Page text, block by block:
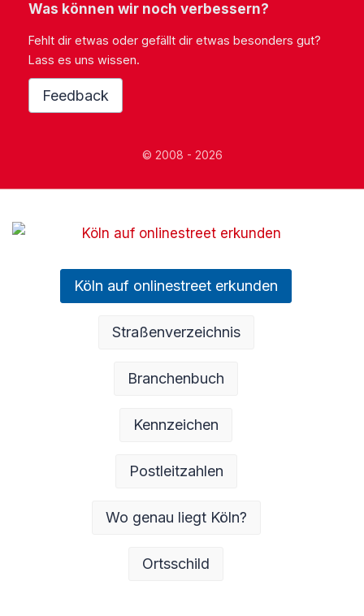
Was können wir noch verbessern?
Fehlt dir etwas oder gefällt dir etwas besonders gut?
Lass es uns wissen.
Feedback
© 2008 - 2026
Köln auf onlinestreet erkunden
Straßenverzeichnis
Branchenbuch
Kennzeichen
Postleitzahlen
Wo genau liegt Köln?
Ortsschild